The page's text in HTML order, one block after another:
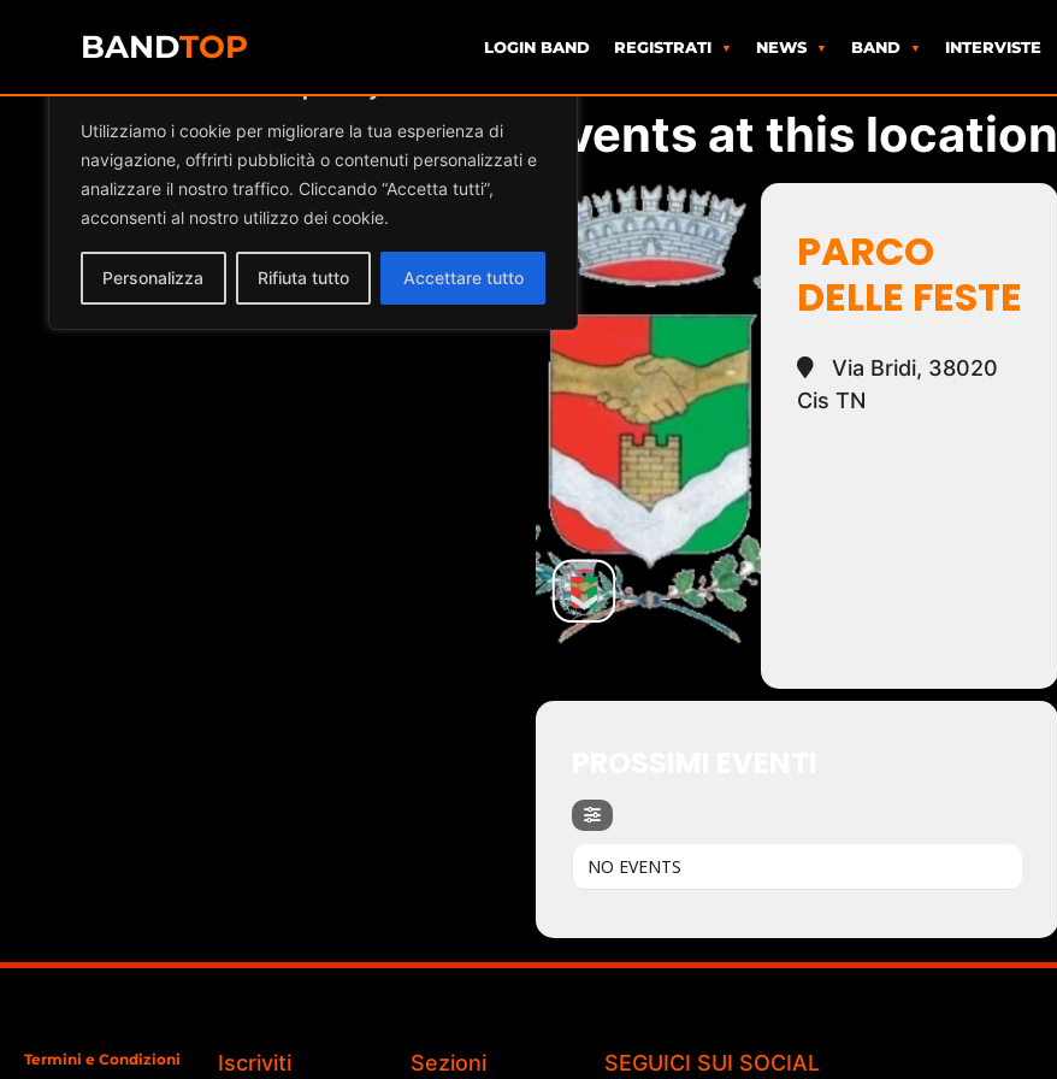
Utilizziamo i cookie per migliorare la tua esperienza di
navigazione, offrirti pubblicità o contenuti personalizzati e
analizzare il nostro traffico. Cliccando “Accetta tutti”,
acconsenti al nostro utilizzo dei cookie.
Personalizza Rifiuta tutto Accettare tutto
BANDTOP LOGIN BAND REGISTRATI NEWS BAND INTERVISTE
Events at this location
PARCO
DELLE FESTE
Via Bridi, 38020
Cis TN
NO EVENTS
Termini e Condizioni Iscriviti Sezioni SEGUICI SUI SOCIAL